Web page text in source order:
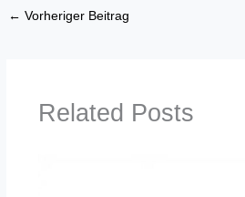
← Vorheriger Beitrag
Related Posts